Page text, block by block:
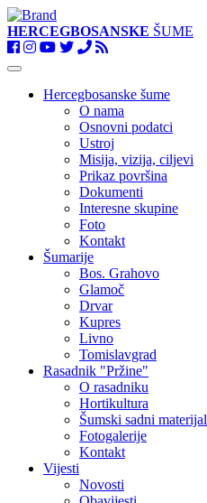
HERCEGBOSANSKE ŠUME
Toggle
navigationHercegbosanske šume
O nama
Osnovni podatci
Ustroj
Misija, vizija, ciljevi
Prikaz površina
Dokumenti
Interesne skupine
Foto
Kontakt
Šumarije
Bos. Grahovo
Glamoč
Drvar
Kupres
Livno
Tomislavgrad
Rasadnik "Pržine"
O rasadniku
Hortikultura
Šumski sadni materijal
Fotogalerije
Kontakt
Vijesti
Novosti